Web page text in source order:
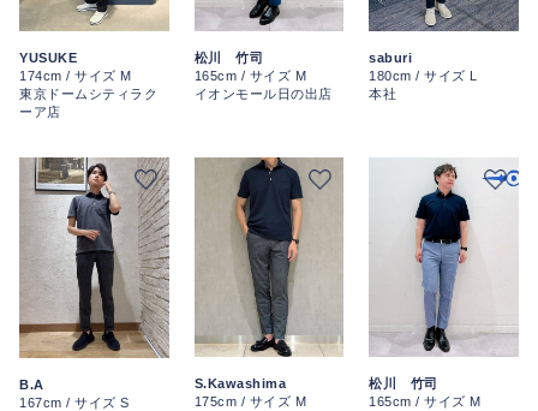
YUSUKE
174cm / サイズ M
東京ドームシティラク
ーア店
松川 竹司
165cm / サイズ M
イオンモール日の出店
saburi
180cm / サイズ L
本社
B.A
167cm / サイズ S
S.Kawashima
175cm / サイズ M
松川 竹司
165cm / サイズ M